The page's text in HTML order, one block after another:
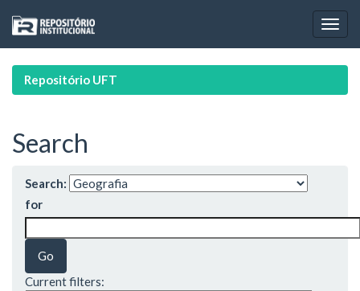
navigation
Repositório UFT
Search
Search:
for
Current filters: